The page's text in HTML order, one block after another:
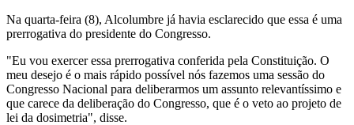
Na quarta-feira (8), Alcolumbre já havia esclarecido que essa é uma
prerrogativa do presidente do Congresso.
"Eu vou exercer essa prerrogativa conferida pela Constituição. O
meu desejo é o mais rápido possível nós fazemos uma sessão do
Congresso Nacional para deliberarmos um assunto relevantíssimo e
que carece da deliberação do Congresso, que é o veto ao projeto de
lei da dosimetria", disse.